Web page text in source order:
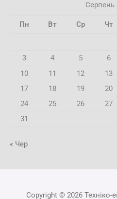
Серпень
Пн Вт Ср Чт
3
4 5 6
10
11 12 13
17
18 19 20
24
25 26 27
31
« Чер
Copyright © 2026